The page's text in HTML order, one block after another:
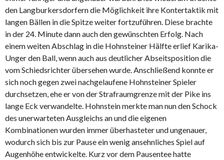
den Langburkersdorfern die Möglichkeit ihre Kontertaktik mit
langen Bällen in die Spitze weiter fortzuführen. Diese brachte
in der 24. Minute dann auch den gewünschten Erfolg. Nach
einem weiten Abschlag in die Hohnsteiner Hälfte erlief Karika-
Unger den Ball, wenn auch aus deutlicher Abseitsposition die
vom Schiedsrichter übersehen wurde. Anschließend konnte er
sich noch gegen zwei nachgelaufene Hohnsteiner Spieler
durchsetzen, ehe er von der Strafraumgrenze mit der Pike ins
lange Eck verwandelte. Hohnstein merkte man nun den Schock
des unerwarteten Ausgleichs an und die eigenen
Kombinationen wurden immer überhasteter und ungenauer,
wodurch sich bis zur Pause ein wenig ansehnliches Spiel auf
Augenhöhe entwickelte. Kurz vor dem Pausentee hatte